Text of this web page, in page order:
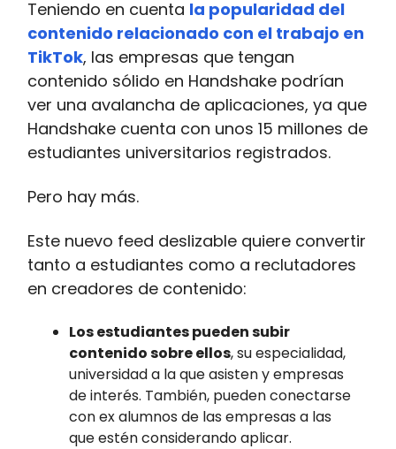
Teniendo en cuenta la popularidad del
contenido relacionado con el trabajo en
TikTok, las empresas que tengan
contenido sólido en Handshake podrían
ver una avalancha de aplicaciones, ya que
Handshake cuenta con unos 15 millones de
estudiantes universitarios registrados.
Pero hay más.
Este nuevo feed deslizable quiere convertir
tanto a estudiantes como a reclutadores
en creadores de contenido:
Los estudiantes pueden subir
contenido sobre ellos, su especialidad,
universidad a la que asisten y empresas
de interés. También, pueden conectarse
con ex alumnos de las empresas a las
que estén considerando aplicar.